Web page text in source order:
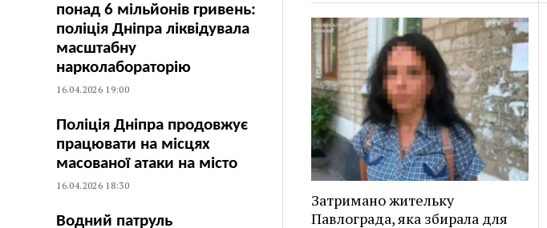
понад 6 мільйонів гривень:
поліція Дніпра ліквідувала
масштабну
нарколабораторію
16.04.2026 19:00
Поліція Дніпра продовжує
працювати на місцях
масованої атаки на місто
16.04.2026 18:30
Водний патруль
Затримано жительку
Павлограда, яка збирала для